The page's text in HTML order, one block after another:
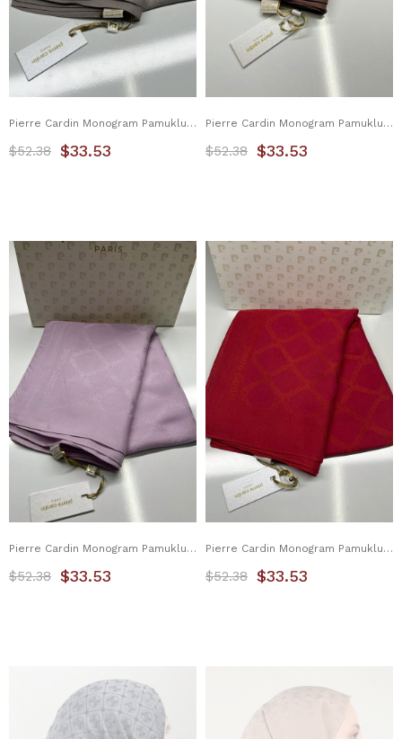
Pierre Cardin Monogram Pamuklu Şal 1080800-981
$33.53
$52.38
Pierre Cardin Monogram Pamuklu Şal 1080800-982
$33.53
$52.38
Pierre Cardin Monogram Pamuklu Şal 1080800-991
$33.53
$52.38
Pierre Cardin Monogram Pamuklu Şal 1080800-992
$33.53
$52.38